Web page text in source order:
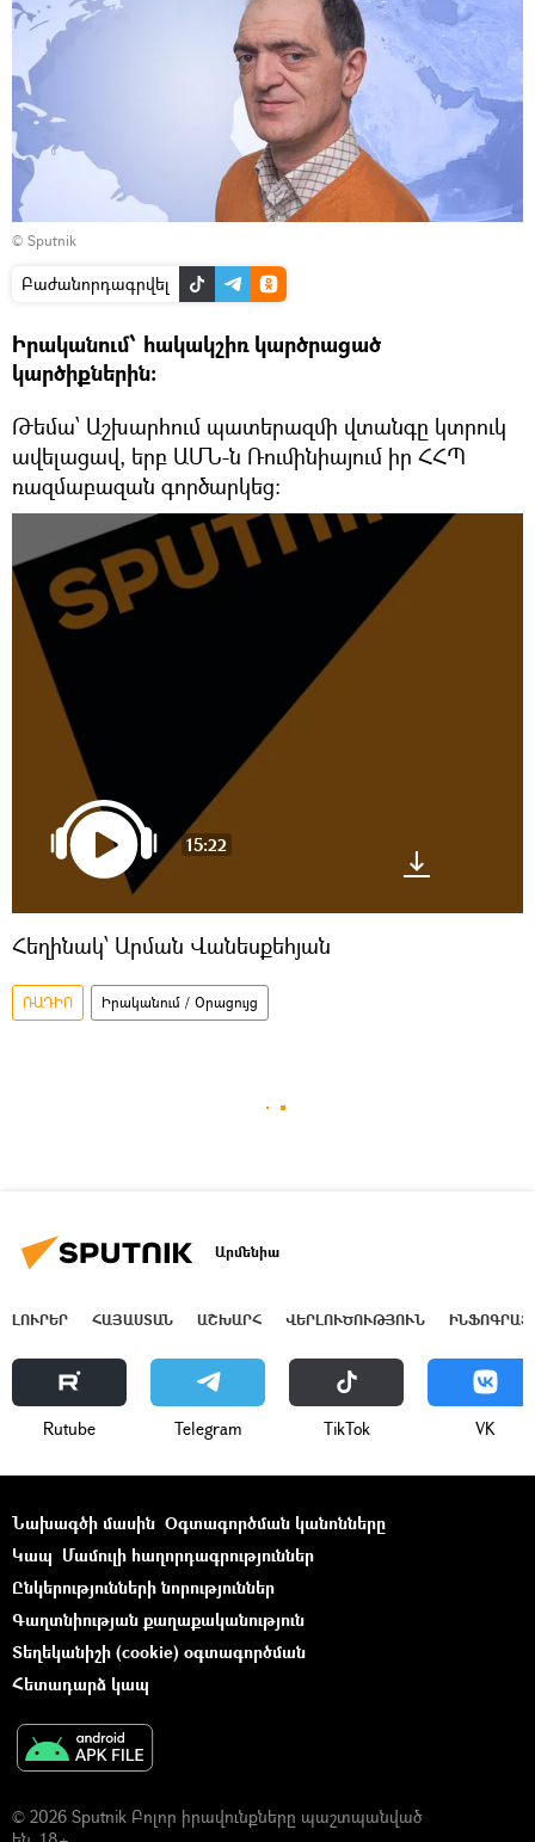
© Sputnik
Բաժանորդագրվել
Իրականում՝ հակակշիռ կարծրացած
կարծիքներին:
Թեմա՝ Աշխարհում պատերազմի վտանգը կտրուկ
ավելացավ, երբ ԱՄՆ-ն Ռումինիայում իր ՀՀՊ
ռազմաբազան գործարկեց:
15:22
Հեղինակ՝ Արման Վանեսքեհյան
ՌԱԴԻՈ Իրականում / Օրացույց
Արմենիա
ԼՈՒՐԵՐ ՀԱՅԱՍՏԱՆ ԱՇԽԱՐՀ ՎԵՐԼՈՒԾՈՒԹՅՈՒՆ
Rutube Telegram ТikТоk VK
Նախագծի մասին Օգտագործման կանոնները
Կապ Մամուլի հաղորդագրություններ
Ընկերությունների նորություններ
Գաղտնիության քաղաքականություն
Տեղեկանիշի (cookie) օգտագործման
Հետադարձ կապ
© 2026 Sputnik Բոլոր իրավունքները պաշտպանված